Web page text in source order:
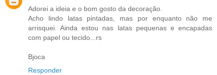
Adorei a ideia e o bom gosto da decoração.
Acho lindo latas pintadas, mas por enquanto não me
arrisquei. Ainda estou nas latas pequenas e encapadas
com papel ou tecido...rs
Bjoca
Responder